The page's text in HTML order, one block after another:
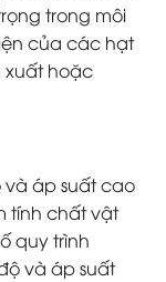
trong môi
của các hạt
xuất hoặc
và áp suất cao
tính chất vật
quy trình
và áp suất